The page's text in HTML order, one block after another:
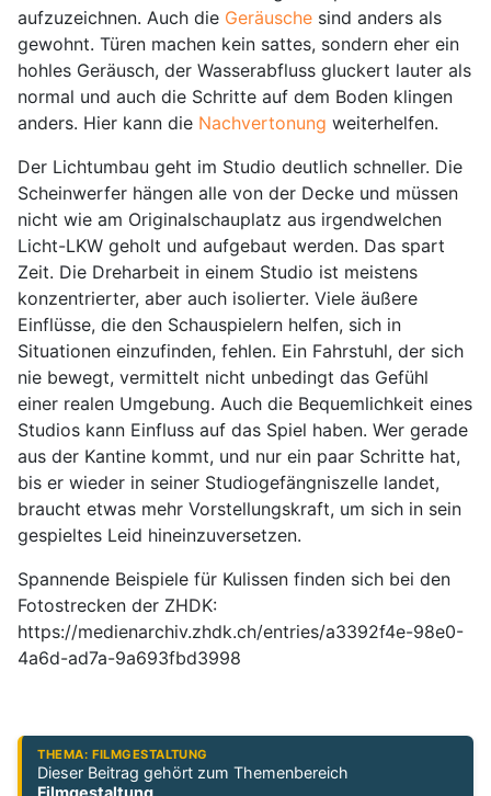
aufzuzeichnen. Auch die Geräusche sind anders als
gewohnt. Türen machen kein sattes, sondern eher ein
hohles Geräusch, der Wasserabfluss gluckert lauter als
normal und auch die Schritte auf dem Boden klingen
anders. Hier kann die Nachvertonung weiterhelfen.
Der Lichtumbau geht im Studio deutlich schneller. Die
Scheinwerfer hängen alle von der Decke und müssen
nicht wie am Originalschauplatz aus irgendwelchen
Licht-LKW geholt und aufgebaut werden. Das spart
Zeit. Die Dreharbeit in einem Studio ist meistens
konzentrierter, aber auch isolierter. Viele äußere
Einflüsse, die den Schauspielern helfen, sich in
Situationen einzufinden, fehlen. Ein Fahrstuhl, der sich
nie bewegt, vermittelt nicht unbedingt das Gefühl
einer realen Umgebung. Auch die Bequemlichkeit eines
Studios kann Einfluss auf das Spiel haben. Wer gerade
aus der Kantine kommt, und nur ein paar Schritte hat,
bis er wieder in seiner Studiogefängniszelle landet,
braucht etwas mehr Vorstellungskraft, um sich in sein
gespieltes Leid hineinzuversetzen.
Spannende Beispiele für Kulissen finden sich bei den
Fotostrecken der ZHDK:
https://medienarchiv.zhdk.ch/entries/a3392f4e-98e0-
4a6d-ad7a-9a693fbd3998
THEMA: FILMGESTALTUNG
Dieser Beitrag gehört zum Themenbereich